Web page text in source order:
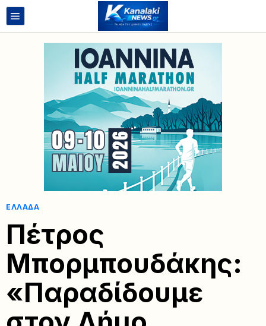
ΕΛΛΆΔΑ
Πέτρος
Μπορμπουδάκης:
«Παραδίδουμε